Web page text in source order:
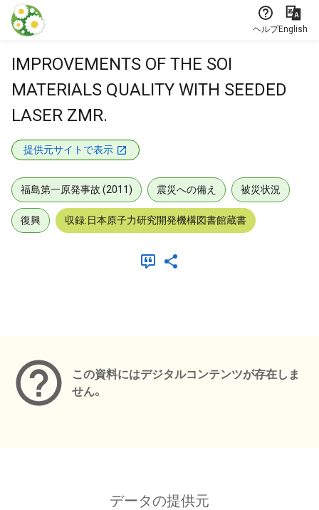
本文に飛ぶ
ヘルプEnglish
IMPROVEMENTS OF THE SOI
MATERIALS QUALITY WITH SEEDED
LASER ZMR.
提供元サイトで表示
福島第一原発事故 (2011) 震災への備え 被災状況
復興 収録:日本原子力研究開発機構図書館蔵書
この資料にはデジタルコンテンツが存在しま
せん。
データの提供元